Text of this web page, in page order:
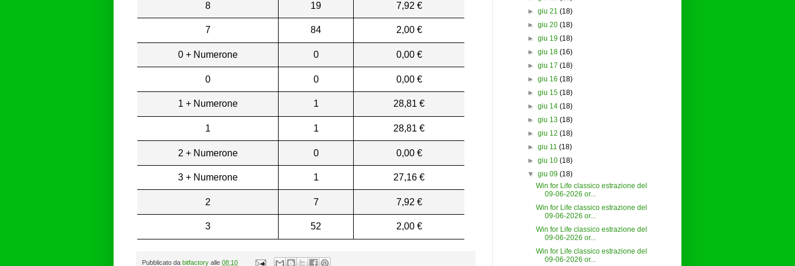
8 19 7,92 €
7 84 2,00 €
0 + Numerone 0 0,00 €
0 0 0,00 €
1 + Numerone 1 28,81 €
1 1 28,81 €
2 + Numerone 0 0,00 €
3 + Numerone 1 27,16 €
2 7 7,92 €
3 52 2,00 €
Pubblicato da bitfactory alle 08:10
► giu 21 (18)
► giu 20 (18)
► giu 19 (18)
► giu 18 (16)
► giu 17 (18)
► giu 16 (18)
► giu 15 (18)
► giu 14 (18)
► giu 13 (18)
► giu 12 (18)
► giu 11 (18)
► giu 10 (18)
▼ giu 09 (18)
Win for Life classico estrazione del
09-06-2026 or...
Win for Life classico estrazione del
09-06-2026 or...
Win for Life classico estrazione del
09-06-2026 or...
Win for Life classico estrazione del
09-06-2026 or...